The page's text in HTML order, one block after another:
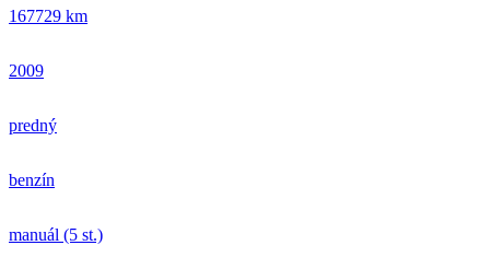
167729 km
2009
predný
benzín
manuál (5 st.)